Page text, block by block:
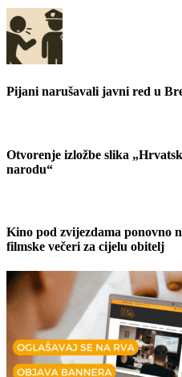
Pijani narušavali javni red u
Otvorenje izložbe slika
narodu“
Kino pod zvijezdama ponovno
filmske večeri za cijelu obitelj